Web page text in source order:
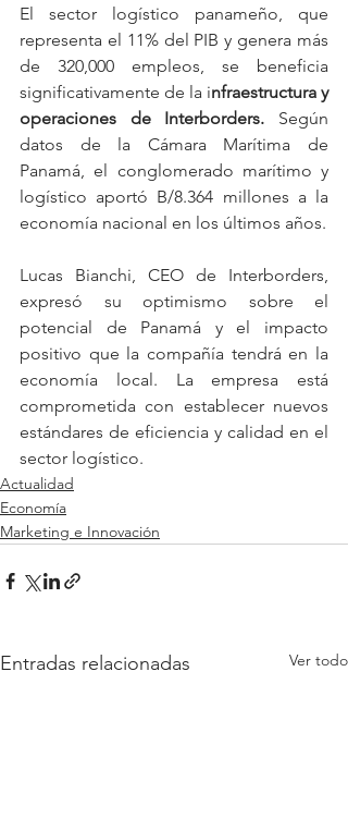
El sector logístico panameño, que
representa el 11% del PIB y genera más
de 320,000 empleos, se beneficia
significativamente de la infraestructura y
operaciones de Interborders. Según
datos de la Cámara Marítima de
Panamá, el conglomerado marítimo y
logístico aportó B/8.364 millones a la
economía nacional en los últimos años.
Lucas Bianchi, CEO de Interborders,
expresó su optimismo sobre el
potencial de Panamá y el impacto
positivo que la compañía tendrá en la
economía local. La empresa está
comprometida con establecer nuevos
estándares de eficiencia y calidad en el
sector logístico.
Actualidad
Economía
Marketing e Innovación
Entradas relacionadas Ver todo